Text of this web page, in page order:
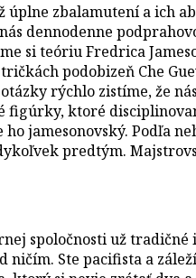
zbalamutení a ich
dennodenne
si teóriu Fredrica
podobizeň Che
rýchlo zistíme, že
ktoré
jamesonovský. Podľa
predtým.
spoločnosti už
ničím. Ste pacifista a